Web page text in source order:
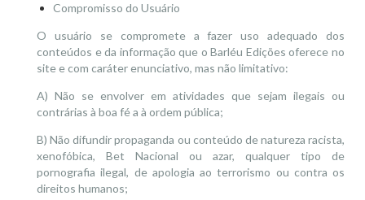
Compromisso do Usuário
O usuário se compromete a fazer uso adequado dos
conteúdos e da informação que o Barléu Edições oferece no
site e com caráter enunciativo, mas não limitativo:
A) Não se envolver em atividades que sejam ilegais ou
contrárias à boa fé a à ordem pública;
B) Não difundir propaganda ou conteúdo de natureza racista,
xenofóbica, Bet Nacional ou azar, qualquer tipo de
pornografia ilegal, de apologia ao terrorismo ou contra os
direitos humanos;